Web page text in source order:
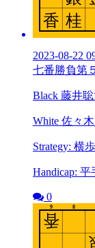
2023-08-22
七番勝負第
Black 藤井
White 佐々
Strategy: 横
Handicap: 平
0